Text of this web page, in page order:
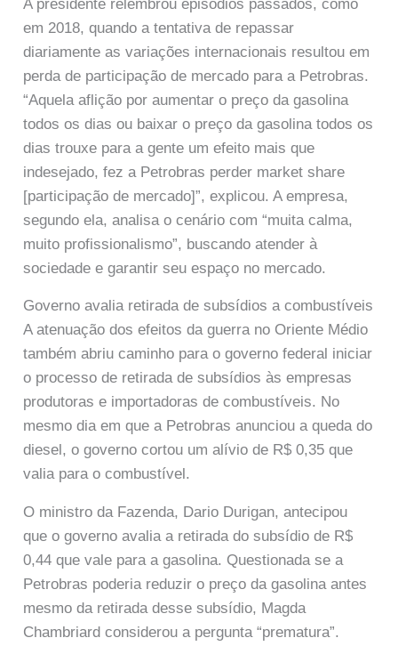
A presidente relembrou episódios passados, como
em 2018, quando a tentativa de repassar
diariamente as variações internacionais resultou em
perda de participação de mercado para a Petrobras.
“Aquela aflição por aumentar o preço da gasolina
todos os dias ou baixar o preço da gasolina todos os
dias trouxe para a gente um efeito mais que
indesejado, fez a Petrobras perder market share
[participação de mercado]”, explicou. A empresa,
segundo ela, analisa o cenário com “muita calma,
muito profissionalismo”, buscando atender à
sociedade e garantir seu espaço no mercado.
Governo avalia retirada de subsídios a combustíveis
A atenuação dos efeitos da guerra no Oriente Médio
também abriu caminho para o governo federal iniciar
o processo de retirada de subsídios às empresas
produtoras e importadoras de combustíveis. No
mesmo dia em que a Petrobras anunciou a queda do
diesel, o governo cortou um alívio de R$ 0,35 que
valia para o combustível.
O ministro da Fazenda, Dario Durigan, antecipou
que o governo avalia a retirada do subsídio de R$
0,44 que vale para a gasolina. Questionada se a
Petrobras poderia reduzir o preço da gasolina antes
mesmo da retirada desse subsídio, Magda
Chambriard considerou a pergunta “prematura”.